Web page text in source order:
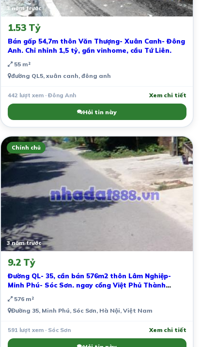
3 năm trước
1.53 Tỷ
Bán gấp 54,7m thôn Văn Thượng- Xuân Canh- Đông
Anh. Chỉ nhỉnh 1,5 tỷ, gần vinhome, cầu Tứ Liên.
55 m²
đường QL5, xuân canh, đông anh
442 lượt xem · Đông Anh Xem chi tiết
Hỏi tin này
Chính chủ
3 năm trước
9.2 Tỷ
Đường QL- 35, cần bán 576m2 thôn Lâm Nghiệp-
Minh Phú- Sóc Sơn. ngay cổng Việt Phủ Thành
576 m²
Đường 35, Minh Phú, Sóc Sơn, Hà Nội, Việt Nam
591 lượt xem · Sóc Sơn Xem chi tiết